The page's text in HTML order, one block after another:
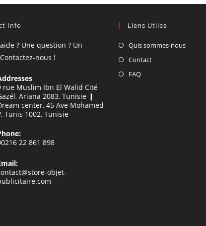
Info
? Une question ? Un
nous !
rue Muslim Ibn El Walid Cité
Ariana 2083, Tunisie ❙
center, 45 Ave Mohamed
Tunis 1002, Tunisie
22 861 898
objet-
Liens Utiles
Quis sommes-nous
Contact
FAQ